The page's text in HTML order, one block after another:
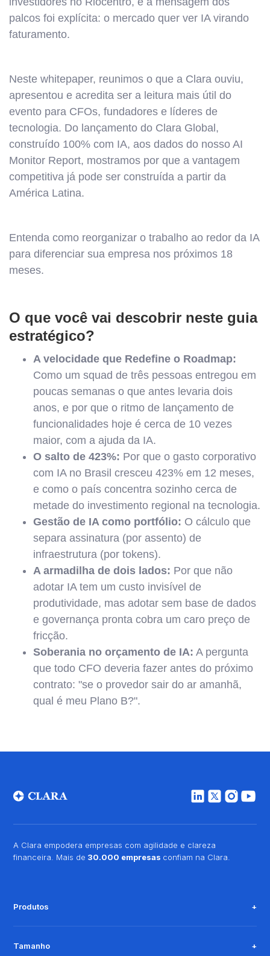
palcos foi explícita: o mercado quer ver IA virando
faturamento.
Neste whitepaper, reunimos o que a Clara ouviu,
apresentou e acredita ser a leitura mais útil do
evento para CFOs, fundadores e líderes de
tecnologia. Do lançamento do Clara Global,
construído 100% com IA, aos dados do nosso AI
Monitor Report, mostramos por que a vantagem
competitiva já pode ser construída a partir da
América Latina.
Entenda como reorganizar o trabalho ao redor da IA
para diferenciar sua empresa nos próximos 18
meses.
O que você vai descobrir neste guia
estratégico?
A velocidade que Redefine o Roadmap:
Como um squad de três pessoas entregou em
poucas semanas o que antes levaria dois
anos, e por que o ritmo de lançamento de
funcionalidades hoje é cerca de 10 vezes
maior, com a ajuda da IA.
O salto de 423%: Por que o gasto corporativo
com IA no Brasil cresceu 423% em 12 meses,
e como o país concentra sozinho cerca de
metade do investimento regional na tecnologia.
Gestão de IA como portfólio: O cálculo que
separa assinatura (por assento) de
infraestrutura (por tokens).
A armadilha de dois lados: Por que não
adotar IA tem um custo invisível de
produtividade, mas adotar sem base de dados
e governança pronta cobra um caro preço de
fricção.
Soberania no orçamento de IA: A pergunta
que todo CFO deveria fazer antes do próximo
contrato: "se o provedor sair do ar amanhã,
qual é meu Plano B?".
A Clara empodera empresas com agilidade e clareza
financeira. Mais de 30.000 empresas confiam na Clara.
Produtos
Tamanho